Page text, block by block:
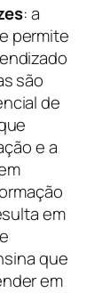
: a
permite
são
de
e a
em
que
em